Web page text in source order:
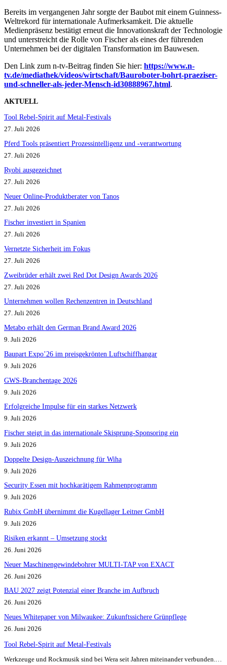
Bereits im vergangenen Jahr sorgte der Baubot mit einem Guinness-
Weltrekord für internationale Aufmerksamkeit. Die aktuelle
Medienpräsenz bestätigt erneut die Innovationskraft der Technologie
und unterstreicht die Rolle von Fischer als eines der führenden
Unternehmen bei der digitalen Transformation im Bauwesen.
Den Link zum n-tv-Beitrag finden Sie hier: https://www.n-
tv.de/mediathek/videos/wirtschaft/Bauroboter-bohrt-praeziser-
und-schneller-als-jeder-Mensch-id30888967.html.
AKTUELL
Tool Rebel-Spirit auf Metal-Festivals
27. Juli 2026
Pferd Tools präsentiert Prozessintelligenz und -verantwortung
27. Juli 2026
Ryobi ausgezeichnet
27. Juli 2026
Neuer Online-Produktberater von Tanos
27. Juli 2026
Fischer investiert in Spanien
27. Juli 2026
Vernetzte Sicherheit im Fokus
27. Juli 2026
Zweibrüder erhält zwei Red Dot Design Awards 2026
27. Juli 2026
Unternehmen wollen Rechenzentren in Deutschland
27. Juli 2026
Metabo erhält den German Brand Award 2026
9. Juli 2026
Baupart Expo’26 im preisgekrönten Luftschiffhangar
9. Juli 2026
GWS-Branchentage 2026
9. Juli 2026
Erfolgreiche Impulse für ein starkes Netzwerk
9. Juli 2026
Fischer steigt in das internationale Skisprung-Sponsoring ein
9. Juli 2026
Doppelte Design-Auszeichnung für Wiha
9. Juli 2026
Security Essen mit hochkarätigem Rahmenprogramm
9. Juli 2026
Rubix GmbH übernimmt die Kugellager Leitner GmbH
9. Juli 2026
Risiken erkannt – Umsetzung stockt
26. Juni 2026
Neuer Maschinengewindebohrer MULTI-TAP von EXACT
26. Juni 2026
BAU 2027 zeigt Potenzial einer Branche im Aufbruch​
26. Juni 2026
Neues Whitepaper von Milwaukee: Zukunftssichere Grünpflege
26. Juni 2026
Tool Rebel-Spirit auf Metal-Festivals
Werkzeuge und Rockmusik sind bei Wera seit Jahren miteinander verbunden.…